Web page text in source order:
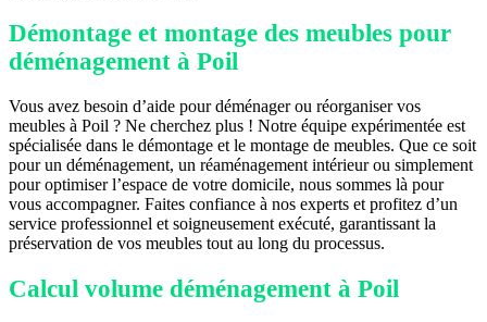
Démontage et montage des meubles pour
déménagement à Poil
Vous avez besoin d’aide pour déménager ou réorganiser vos
meubles à Poil ? Ne cherchez plus ! Notre équipe expérimentée est
spécialisée dans le démontage et le montage de meubles. Que ce soit
pour un déménagement, un réaménagement intérieur ou simplement
pour optimiser l’espace de votre domicile, nous sommes là pour
vous accompagner. Faites confiance à nos experts et profitez d’un
service professionnel et soigneusement exécuté, garantissant la
préservation de vos meubles tout au long du processus.
Calcul volume déménagement à Poil